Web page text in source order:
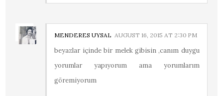
MENDERES UYSAL AUGUST 16, 2015 AT 2:30 PM
beyazlar içinde bir melek gibisin ,canım duygu
yorumlar yapıyorum ama yorumlarım
göremiyorum